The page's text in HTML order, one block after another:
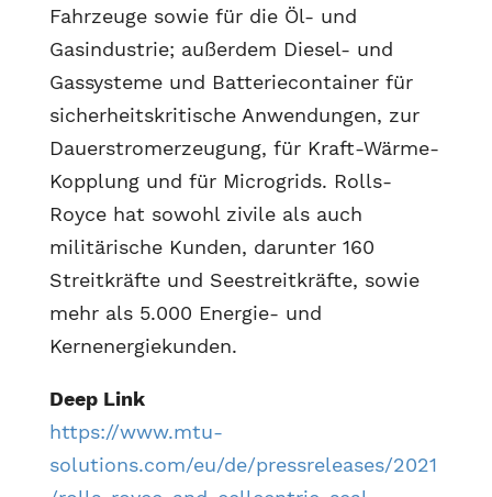
Fahrzeuge sowie für die Öl- und
Gasindustrie; außerdem Diesel- und
Gassysteme und Batteriecontainer für
sicherheitskritische Anwendungen, zur
Dauerstromerzeugung, für Kraft-Wärme-
Kopplung und für Microgrids. Rolls-
Royce hat sowohl zivile als auch
militärische Kunden, darunter 160
Streitkräfte und Seestreitkräfte, sowie
mehr als 5.000 Energie- und
Kernenergiekunden.
Deep Link
https://www.mtu-
solutions.com/eu/de/pressreleases/2021